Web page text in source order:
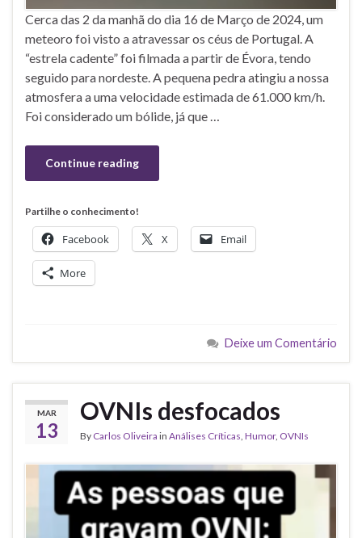
Cerca das 2 da manhã do dia 16 de Março de 2024, um
meteoro foi visto a atravessar os céus de Portugal. A
“estrela cadente” foi filmada a partir de Évora, tendo
seguido para nordeste. A pequena pedra atingiu a nossa
atmosfera a uma velocidade estimada de 61.000 km/h.
Foi considerado um bólide, já que …
Continue reading
Partilhe o conhecimento!
Facebook X Email
More
Deixe um Comentário
MAR
13
OVNIs desfocados
By Carlos Oliveira in Análises Críticas, Humor, OVNIs